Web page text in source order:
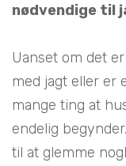
nødvendige til
Uanset om det
med jagt eller er
mange ting at
endelig
til at glemme